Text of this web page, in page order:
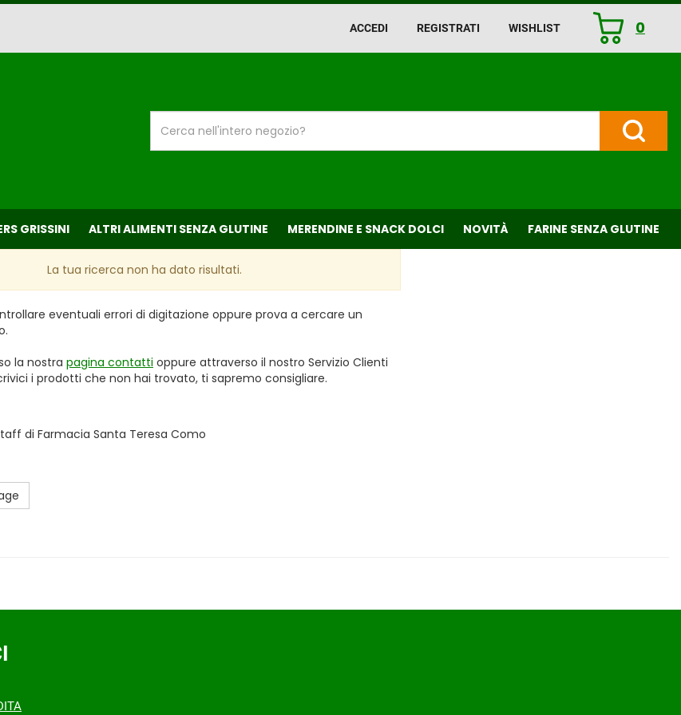
ACCEDI REGISTRATI WISHLIST 0
ARTICOLI
INSERITI
Prodotto
Cerca
GRISSINI ALTRI ALIMENTI SENZA GLUTINE MERENDINE E SNACK DOLCI NOVITÀ FARINE SENZA GLUTINE
La tua ricerca non ha dato risultati.
eventuali errori di digitazione oppure prova a cercare un
la nostra pagina contatti oppure attraverso il nostro Servizio Clienti
i prodotti che non hai trovato, ti sapremo consigliare.
di Farmacia Santa Teresa Como